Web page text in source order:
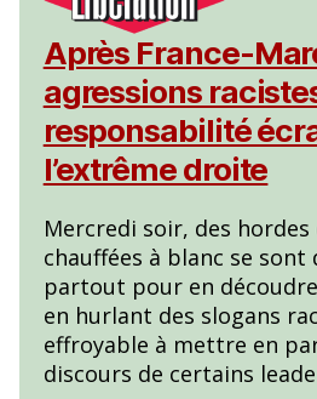
Après France-
agressions
responsabilité
l’extrême droite
Mercredi soir, des hordes
chauffées à blanc se sont
partout pour en
en hurlant des slogans
effroyable à mettre en
discours de certains